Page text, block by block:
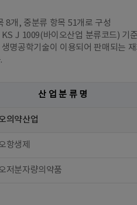
8개, 중분류 항목 51개로 구성
KS J 1009(바이오산업 분류코드) 기
생명공학기술이 이용되어 판매되는
산 업 분 류 명
의약산업
항생제
저분자량의약품